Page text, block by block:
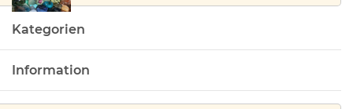
Kategorien
Information